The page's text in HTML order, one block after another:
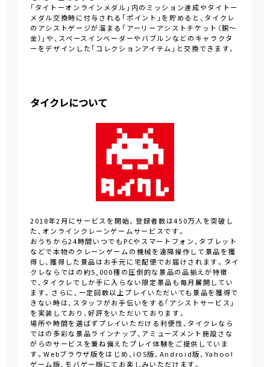
「タイトーオンラインメダル」内のミッション達成やタイトー
メダル交換時に付与される「ポイント」を貯めると、タイクレ
のアシストゲージが溜まる「アーリーアシストチケット（銅～
金）」や、スペースインベーダーやバブルンなどのキャラクタ
ーをデザインした「コレクションアイテム」と交換できます。
タイクレについて
2018年2月にサービスを開始。登録者数は450万人を突破し
た、オンラインクレーンゲームサービスです。
おうちから24時間いつでもPCやスマートフォン、タブレット
などで本物のクレーンゲームの機械を遠隔操作して景品を獲
得し、獲得した景品はお手元に宅配便でお届けされます。タイ
クレならではの約5,000種の圧倒的な景品の品揃えが特徴
で、タイクレでしか手に入らない限定景品も毎月展開してい
ます。さらに、一定回数以上プレイいただいても景品を獲得で
きない時は、スタッフがお手伝いをする「アシストサービス」
を実装しており、好評をいただいております。
場所や時間を選ばずプレイいただける利便性、タイクレなら
ではの多彩な景品ラインナップ、アミューズメント施設さな
がらのサービスを兼ね備えたプレイ体験をご提供していま
す。Webブラウザ版をはじめ、iOS版、Android版、Yahoo!
ゲーム版、モバゲー版にてお楽しみいただけます。